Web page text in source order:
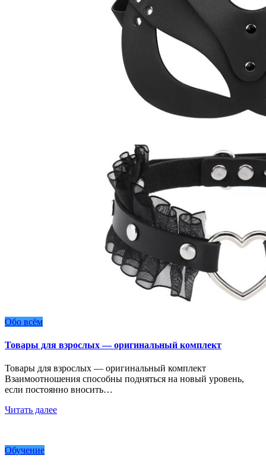
Обо всём
Товары для взрослых — оригинальный комплект
Товары для взрослых — оригинальный комплект
Взаимоотношения способны подняться на новый уровень,
если постоянно вносить…
Читать далее
Обучение